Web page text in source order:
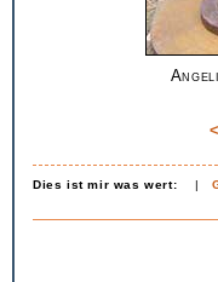
Dies ist mir was wert: |